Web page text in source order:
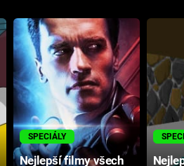
SPECIÁLY
Nejlepší filmy všech